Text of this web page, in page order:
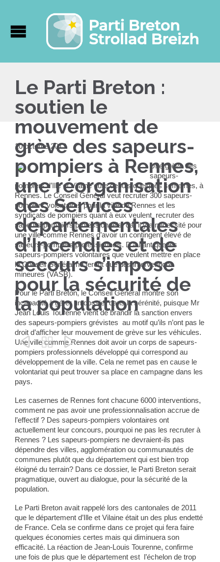
Le Parti Breton :
soutien le
mouvement de
grève des sapeurs-
pompiers à Rennes,
une réorganisation
des Services
départementales
d’Incendies et de
secours s’impose
pour la sécurité de
la population
  
10 octobre 2013
Une grève des
sapeurs-
pompiers d’Ille et Vilaine dure depuis quelques semaines, à
Rennes. Le Conseil Général veut recruter 300 sapeurs-
pompiers volontaires pour la ville de Rennes et les
syndicats de pompiers quant à eux veulent recruter des
sapeurs-pompiers professionnels car il y a nécessité pour
une ville comme Rennes d’avoir un contingent élevé de
sapeurs-pompiers professionnels. D’autant que les
sapeurs-pompiers volontaires que veulent mettre en place
le Conseil Général ne feront que des interventions
mineures (VASB).
Pour le Parti Breton, le Conseil Général montre son
incapacité à gérer un dossier dans la sérénité, puisque Mr
Jean Louis Tourenne vient de brandir la sanction envers
des sapeurs-pompiers grévistes au motif qu’ils n’ont pas le
droit d’afficher leur mouvement de grève sur les véhicules.
Une ville comme Rennes doit avoir un corps de sapeurs-
pompiers professionnels développé qui correspond au
développement de la ville. Cela ne remet pas en cause le
volontariat qui peut trouver sa place en campagne dans les
pays.
Les casernes de Rennes font chacune 6000 interventions,
comment ne pas avoir une professionnalisation accrue de
l’effectif ? Des sapeurs-pompiers volontaires ont
actuellement leur concours, pourquoi ne pas les recruter à
Rennes ? Les sapeurs-pompiers ne devraient-ils pas
dépendre des villes, agglomération ou communautés de
communes plutôt que du département qui est bien trop
éloigné du terrain? Dans ce dossier, le Parti Breton serait
pragmatique, ouvert au dialogue, pour la sécurité de la
population.
Le Parti Breton avait rappelé lors des cantonales de 2011
que le département d’Ille et Vilaine était un des plus endetté
de France. Cela se confirme dans ce projet qui fera faire
quelques économies certes mais qui diminuera son
efficacité. La réaction de Jean-Louis Tourenne, confirme
une fois de plus que le département est l’échelon de trop